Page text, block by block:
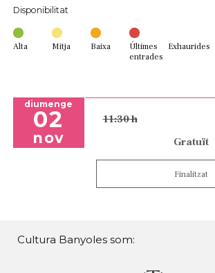
Disponibilitat
Alta Mitja Baixa
Últimes
entrades
Exhaurides
diumenge
02
nov
11:30 h
Gratuït
Finalitzat
Cultura Banyoles som: